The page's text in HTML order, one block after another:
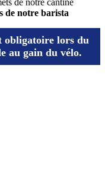
de notre cantine
de notre barista
obligatoire lors du
au gain du vélo.